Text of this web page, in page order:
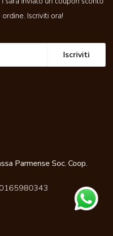
Iscriviti ora!
Iscriviti
Parmense Soc. Coop.